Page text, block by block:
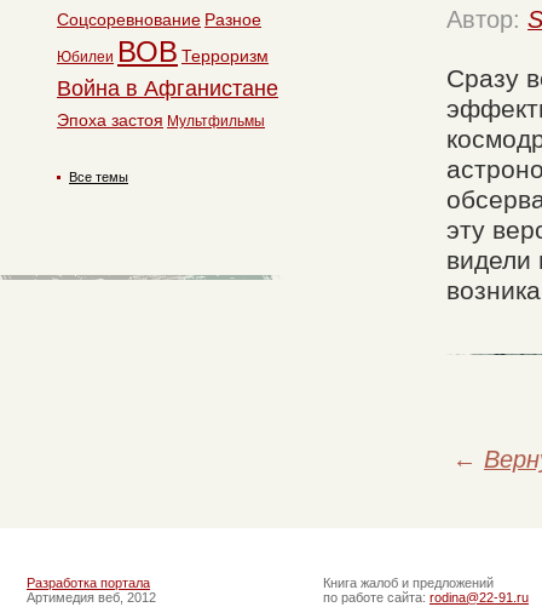
Автор:
Сразу
эту
видели
←
Соцсоревнование Разное
Юбилеи ВОВ Терроризм
Война в Афганистане
Эпоха застоя Мультфильмы
Все темы
Разработка портала
Артимедия веб, 2012
Книга жалоб и предложений
по работе сайта: rodina@22-91.ru